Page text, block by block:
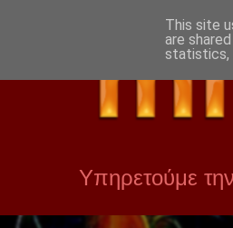
Υπηρετούμε
This site
are
statistics,